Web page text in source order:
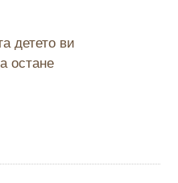
детето ви
остане